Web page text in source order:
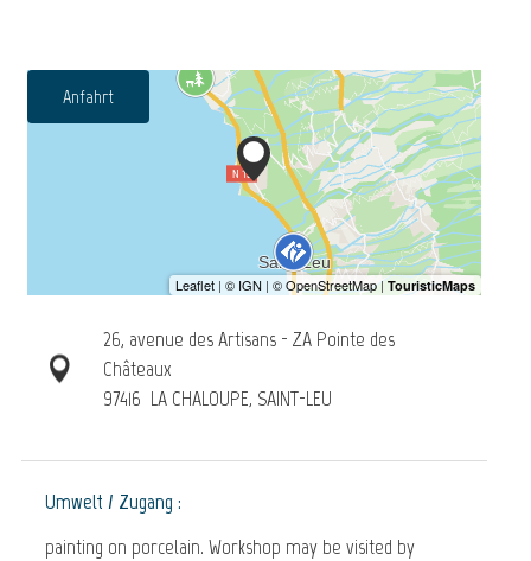
Anfahrt
26, avenue des Artisans - ZA Pointe des
Châteaux
97416 LA CHALOUPE, SAINT-LEU
Umwelt / Zugang :
painting on porcelain. Workshop may be visited by